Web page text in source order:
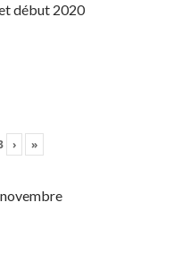
début 2020
› »